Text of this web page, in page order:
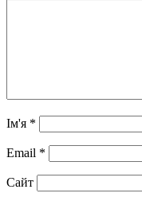
Ім'я *
Email *
Сайт